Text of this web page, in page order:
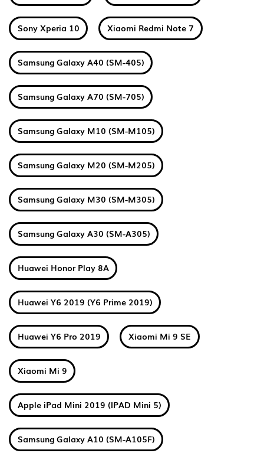
Sony Xperia 10 Xiaomi Redmi Note 7
Samsung Galaxy A40 (SM-405)
Samsung Galaxy A70 (SM-705)
Samsung Galaxy M10 (SM-M105)
Samsung Galaxy M20 (SM-M205)
Samsung Galaxy M30 (SM-M305)
Samsung Galaxy A30 (SM-A305)
Huawei Honor Play 8A
Huawei Y6 2019 (Y6 Prime 2019)
Huawei Y6 Pro 2019 Xiaomi Mi 9 SE
Xiaomi Mi 9
Apple iPad Mini 2019 (IPAD Mini 5)
Samsung Galaxy A10 (SM-A105F)